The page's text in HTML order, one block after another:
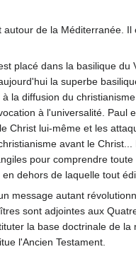
de la Méditerranée.
placé dans la basilique
la superbe
la diffusion du
à l'universalité.
Christ lui-même et les
avant le
pour comprendre
dehors de laquelle tout
message autant
sont adjointes aux
la base doctrinale de
l'Ancien Testament.